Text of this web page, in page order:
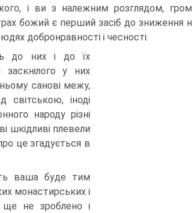
і ви з належним розглядом,
божий є перший засіб до зниження
добронравності і чесності.
до них і до їх
заскнілого у них
санові межу,
іноді
народу різні
шкідливі плевели
це згадується в
ваша буде тим
монастирських і
ще не зроблено і